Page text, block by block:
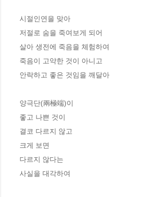
시절인연을 맞아
저절로 숨을 죽여보게 되어
살아 생전에 죽음을 체험하여
죽음이 고약한 것이 아니고
안락하고 좋은 것임을 깨달아
양극단(兩極端)이
좋고 나쁜 것이
결코 다르지 않고
크게 보면
다르지 않다는
사실을 대각하여